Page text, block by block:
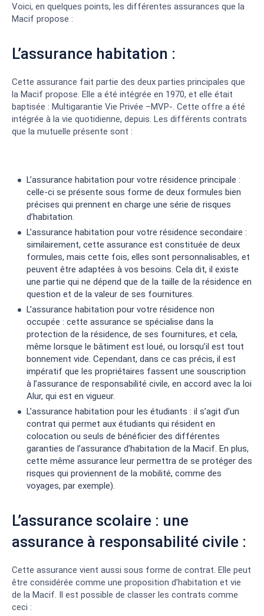
Voici, en quelques points, les différentes assurances que la
Macif propose :
L’assurance habitation :
Cette assurance fait partie des deux parties principales que
la Macif propose. Elle a été intégrée en 1970, et elle était
baptisée : Multigarantie Vie Privée –MVP-. Cette offre a été
intégrée à la vie quotidienne, depuis. Les différents contrats
que la mutuelle présente sont :
L’assurance habitation pour votre résidence principale :
celle-ci se présente sous forme de deux formules bien
précises qui prennent en charge une série de risques
d’habitation.
L’assurance habitation pour votre résidence secondaire :
similairement, cette assurance est constituée de deux
formules, mais cette fois, elles sont personnalisables, et
peuvent être adaptées à vos besoins. Cela dit, il existe
une partie qui ne dépend que de la taille de la résidence en
question et de la valeur de ses fournitures.
L’assurance habitation pour votre résidence non
occupée : cette assurance se spécialise dans la
protection de la résidence, de ses fournitures, et cela,
même lorsque le bâtiment est loué, ou lorsqu’il est tout
bonnement vide. Cependant, dans ce cas précis, il est
impératif que les propriétaires fassent une souscription
à l’assurance de responsabilité civile, en accord avec la loi
Alur, qui est en vigueur.
L’assurance habitation pour les étudiants : il s’agit d’un
contrat qui permet aux étudiants qui résident en
colocation ou seuls de bénéficier des différentes
garanties de l’assurance d’habitation de la Macif. En plus,
cette même assurance leur permettra de se protéger des
risques qui proviennent de la mobilité, comme des
voyages, par exemple).
L’assurance scolaire : une
assurance à responsabilité civile :
Cette assurance vient aussi sous forme de contrat. Elle peut
être considérée comme une proposition d’habitation et vie
de la Macif. Il est possible de classer les contrats comme
ceci :